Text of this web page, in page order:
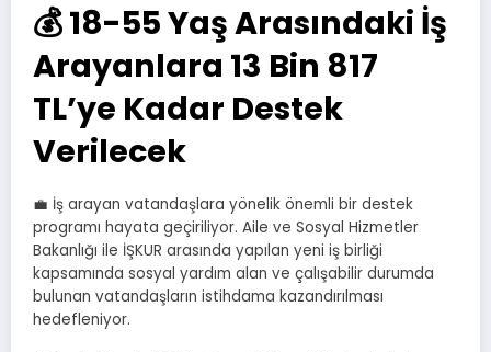
💰 18-55 Yaş Arasındaki İş
Arayanlara 13 Bin 817
TL’ye Kadar Destek
Verilecek
💼 İş arayan vatandaşlara yönelik önemli bir destek
programı hayata geçiriliyor. Aile ve Sosyal Hizmetler
Bakanlığı ile İŞKUR arasında yapılan yeni iş birliği
kapsamında sosyal yardım alan ve çalışabilir durumda
bulunan vatandaşların istihdama kazandırılması
hedefleniyor.